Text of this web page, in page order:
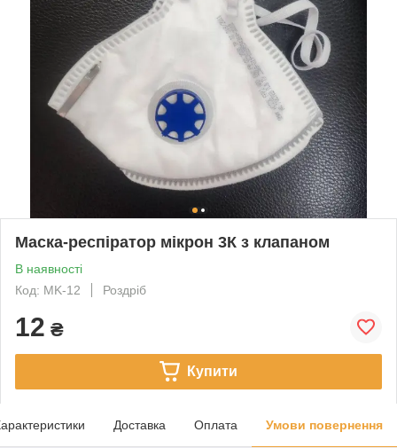
Маска-респіратор мікрон 3К з клапаном
В наявності
Код: MK-12
Роздріб
12 ₴
Купити
Доставка Оплата Умови повернення